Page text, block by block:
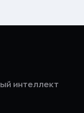
интеллект